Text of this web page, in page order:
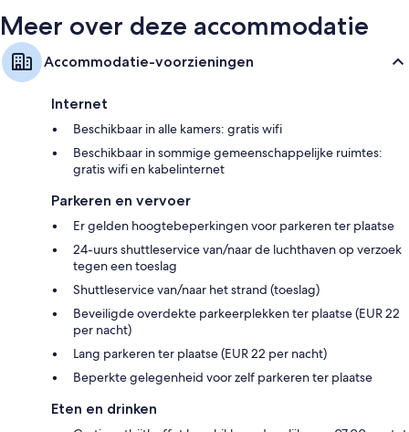
Meer over deze accommodatie
Accommodatie-voorzieningen
Internet
Beschikbaar in alle kamers: gratis wifi
Beschikbaar in sommige gemeenschappelijke ruimtes:
gratis wifi en kabelinternet
Parkeren en vervoer
Er gelden hoogtebeperkingen voor parkeren ter plaatse
24-uurs shuttleservice van/naar de luchthaven op verzoek
tegen een toeslag
Shuttleservice van/naar het strand (toeslag)
Beveiligde overdekte parkeerplekken ter plaatse (EUR 22
per nacht)
Lang parkeren ter plaatse (EUR 22 per nacht)
Beperkte gelegenheid voor zelf parkeren ter plaatse
Eten en drinken